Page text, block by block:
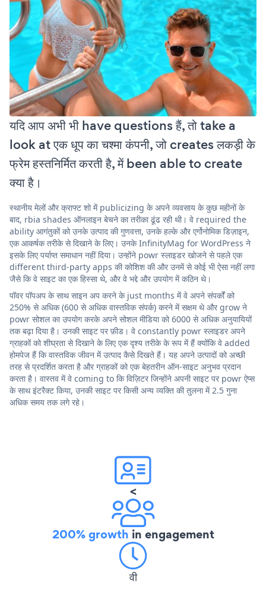
यदि आप अभी भी have questions हैं, तो take a
look at एक धूप का चश्मा कंपनी, जो creates लकड़ी के
फ्रेम हस्तनिर्मित करती है, में been able to create
क्या है।
स्थानीय मेलों और क्राफ्ट शो में publicizing के अपने व्यवसाय के कुछ महीनों के
बाद, rbia shades ऑनलाइन बेचने का तरीका ढूंढ रही थी। वे required the
ability आगंतुकों को उनके उत्पाद की गुणवत्ता, उनके हल्के और एर्गोनोमिक डिज़ाइन,
एक आकर्षक तरीके से दिखाने के लिए। उनके InfinityMag for WordPress ने
इसके लिए पर्याप्त समाधान नहीं दिया। उन्होंने powr स्लाइडर खोजने से पहले एक
different third-party apps की कोशिश की और उनमें से कोई भी ऐसा नहीं लगा
जैसे कि वे साइट का एक हिस्सा थे, और वे भद्दे और उपयोग में कठिन थे।
पॉवर पॉपअप के साथ साइन अप करने के just months में वे अपने संपर्कों को
250% से अधिक (600 से अधिक वास्तविक संपर्क) करने में सक्षम थे और grow ने
powr सोशल का उपयोग करके अपने सोशल मीडिया को 6000 से अधिक अनुयायियों
तक बढ़ा दिया है। उनकी साइट पर फ़ीड। वे constantly powr स्लाइडर अपने
ग्राहकों को शीघ्रता से दिखाने के लिए एक दृश्य तरीके के रूप में हैं क्योंकि वे added
होमपेज हैं कि वास्तविक जीवन में उत्पाद कैसे दिखते हैं। यह अपने उत्पादों को अच्छी
तरह से प्रदर्शित करता है और ग्राहकों को एक बेहतरीन ऑन-साइट अनुभव प्रदान
करता है। वास्तव में वे coming to कि विज़िटर जिन्होंने अपनी साइट पर powr ऐप्स
के साथ इंटरैक्ट किया, उनकी साइट पर किसी अन्य व्यक्ति की तुलना में 2.5 गुना
अधिक समय तक लगे रहे।
<
200% growth in engagement
वी